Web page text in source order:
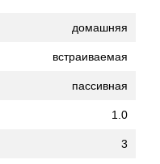
домашняя
встраиваемая
пасcивная
1.0
3